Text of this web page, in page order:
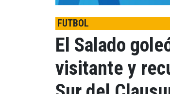
FUTBOL
El Salado
visitante y